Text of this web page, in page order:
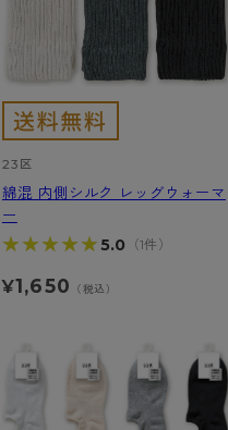
23区
綿混 内側シルク レッグウォーマ
ー
★★★★★
★★★★★5.0 （1件）
¥1,650 （税込）